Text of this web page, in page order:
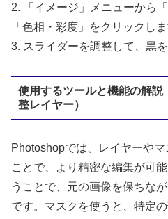
2. 「イメージ」メニューから
「色相・彩度」をクリックしま
3. スライダーを調整して、黒
使用するツールと機能の解説
整レイヤー）
Photoshopでは、レイヤーや
ことで、より精密な編集が可
うことで、元の画像を保ちな
です。マスクを使うと、特定